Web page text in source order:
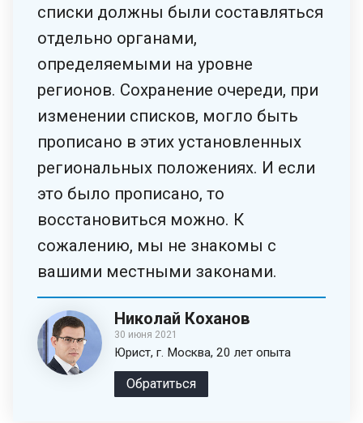
списки должны были составляться
отдельно органами,
определяемыми на уровне
регионов. Сохранение очереди, при
изменении списков, могло быть
прописано в этих установленных
региональных положениях. И если
это было прописано, то
восстановиться можно. К
сожалению, мы не знакомы с
вашими местными законами.
Николай Коханов
30 июня 2021
Юрист, г. Москва, 20 лет опыта
Обратиться